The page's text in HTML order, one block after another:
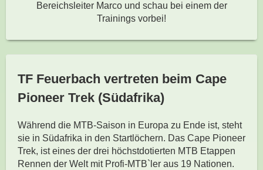
Bereichsleiter Marco und schau bei einem der
Trainings vorbei!
TF Feuerbach vertreten beim Cape
Pioneer Trek (Südafrika)
Während die MTB-Saison in Europa zu Ende ist, steht
sie in Südafrika in den Startlöchern. Das Cape Pioneer
Trek, ist eines der drei höchstdotierten MTB Etappen
Rennen der Welt mit Profi-MTB`ler aus 19 Nationen.